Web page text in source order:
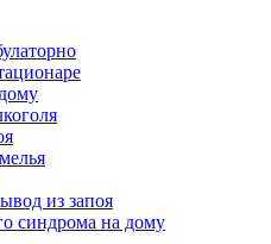
из запоя
синдрома на дому